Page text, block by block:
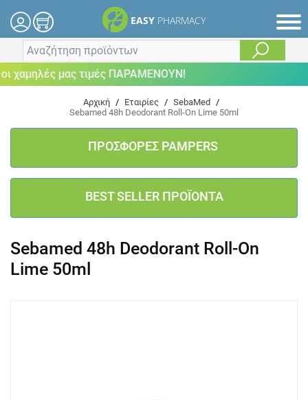
EASY PHARMACY
μας τιμές ΠΑΡΑΜΕΝΟΥΝ!
Αρχική / Εταιρίες / SebaMed /
Sebamed 48h Deodorant Roll-On Lime 50ml
ΠΡΟΣΦΟΡΕΣ PAMPERS
BEST SELLER ΠΡΟΪΟΝΤΑ
Sebamed 48h Deodorant Roll-On
Lime 50ml